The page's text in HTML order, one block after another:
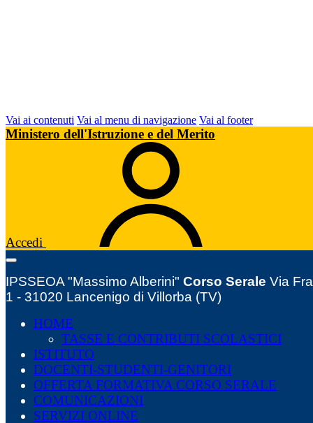
Vai ai contenuti Vai al menu di navigazione Vai al footer
Ministero dell'Istruzione e del Merito
Accedi
IPSSEOA "Massimo Alberini" Corso Serale Via
1 - 31020 Lancenigo di Villorba (TV)
HOME
TASSE E CONTRIBUTI SCOLASTICI
ISTITUTO
DOCENTI-STUDENTI-GENITORI
OFFERTA FORMATIVA CORSO SERALE
COMUNICAZIONI
SERVIZI ONLINE